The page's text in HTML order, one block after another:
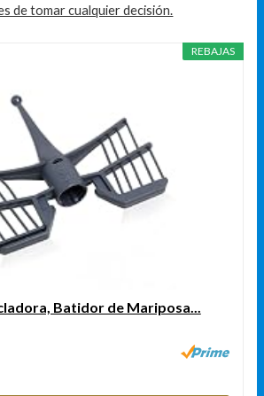
de tomar cualquier decisión.
REBAJAS
Batidor de Mariposa...